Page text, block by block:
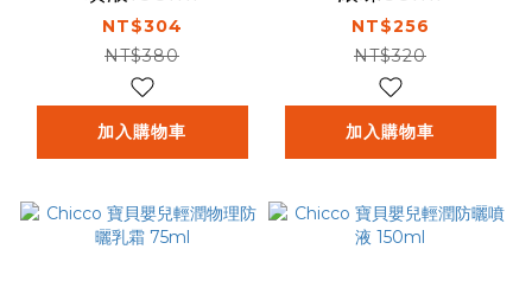
NT$304
NT$380
加入購物車
NT$256
NT$320
加入購物車